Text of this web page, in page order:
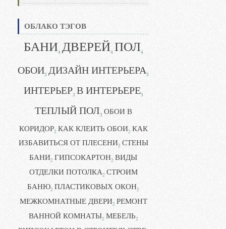
ОБЛАКО ТЭГОВ
БАНИ4 ДВЕРЕЙ4 ПОЛ4
ОБОИ3 ДИЗАЙН ИНТЕРЬЕРА3
ИНТЕРЬЕР3 В ИНТЕРЬЕРЕ3
ТЕПЛЫЙ ПОЛ3 ОБОИ В
КОРИДОР2 КАК КЛЕИТЬ ОБОИ2 КАК
ИЗБАВИТЬСЯ ОТ ПЛЕСЕНИ2 СТЕНЫ
БАНИ2 ГИПСОКАРТОН2 ВИДЫ
ОТДЕЛКИ ПОТОЛКА2 СТРОИМ
БАНЮ2 ПЛАСТИКОВЫХ ОКОН2
МЕЖКОМНАТНЫЕ ДВЕРИ2 РЕМОНТ
ВАННОЙ КОМНАТЫ2 МЕБЕЛЬ2